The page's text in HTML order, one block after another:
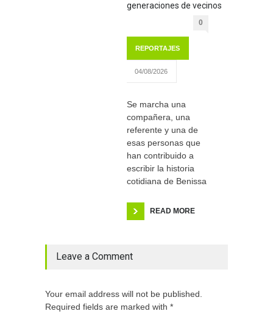
generaciones de vecinos
0
REPORTAJES
04/08/2026
Se marcha una
compañera, una
referente y una de
esas personas que
han contribuido a
escribir la historia
cotidiana de Benissa
READ MORE
Leave a Comment
Your email address will not be published.
Required fields are marked with *